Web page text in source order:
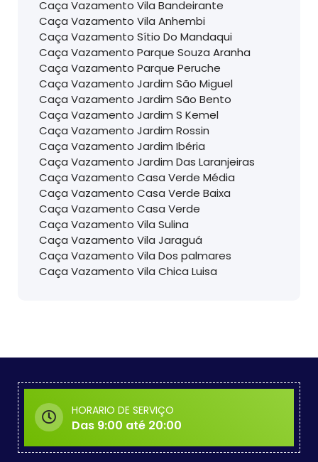
Caça Vazamento Vila Bandeirante
Caça Vazamento Vila Anhembi
Caça Vazamento Sítio Do Mandaqui
Caça Vazamento Parque Souza Aranha
Caça Vazamento Parque Peruche
Caça Vazamento Jardim São Miguel
Caça Vazamento Jardim São Bento
Caça Vazamento Jardim S Kemel
Caça Vazamento Jardim Rossin
Caça Vazamento Jardim Ibéria
Caça Vazamento Jardim Das Laranjeiras
Caça Vazamento Casa Verde Média
Caça Vazamento Casa Verde Baixa
Caça Vazamento Casa Verde
Caça Vazamento Vila Sulina
Caça Vazamento Vila Jaraguá
Caça Vazamento Vila Dos palmares
Caça Vazamento Vila Chica Luisa
HORARIO DE SERVIÇO
Das 9:00 até 20:00